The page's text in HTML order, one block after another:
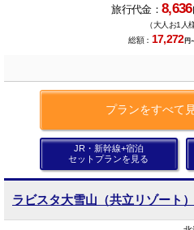
旅行代金： 8,636
（大人お1人
総額： 17,272円
プランをすべて
JR・新幹線+宿泊
セットプランを見る
ラビスタ大雪山（共立リゾート）